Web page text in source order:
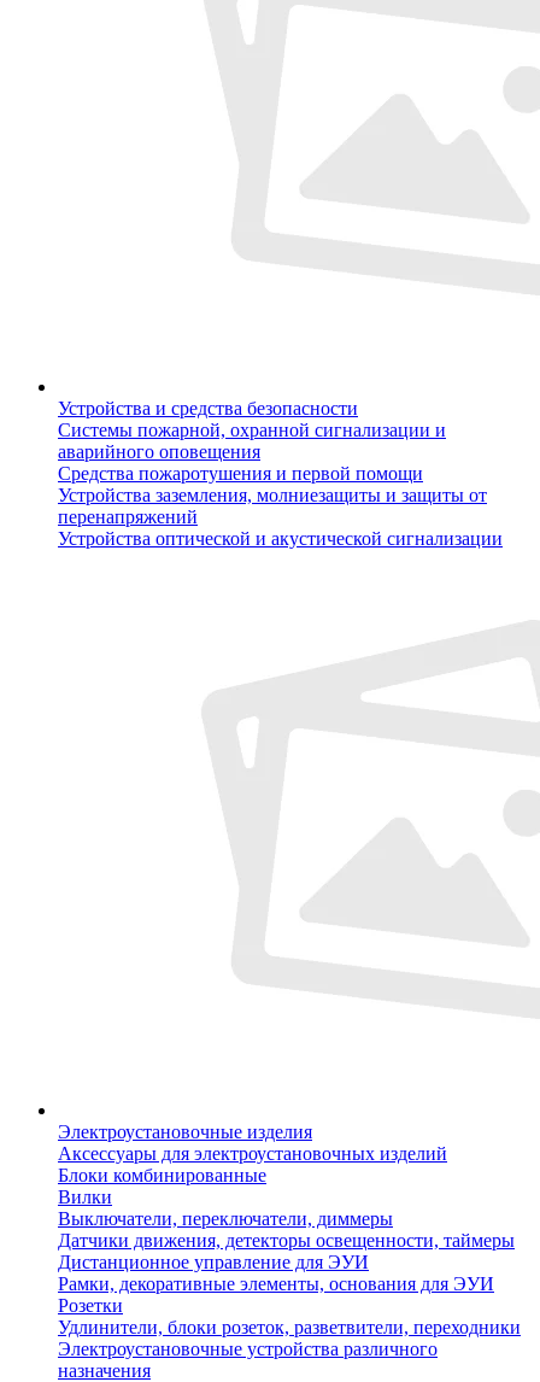
Устройства и средства безопасности
Системы пожарной, охранной сигнализации и
аварийного оповещения
Средства пожаротушения и первой помощи
Устройства заземления, молниезащиты и защиты от
перенапряжений
Устройства оптической и акустической сигнализации
Электроустановочные изделия
Аксессуары для электроустановочных изделий
Блоки комбинированные
Вилки
Выключатели, переключатели, диммеры
Датчики движения, детекторы освещенности, таймеры
Дистанционное управление для ЭУИ
Рамки, декоративные элементы, основания для ЭУИ
Розетки
Удлинители, блоки розеток, разветвители, переходники
Электроустановочные устройства различного
назначения